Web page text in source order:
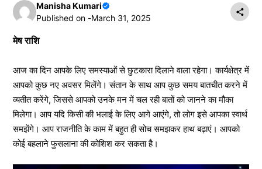
Manisha Kumari
Published on -March 31, 2025
मेष राशि
आज का दिन आपके लिए समस्याओं से छुटकारा दिलाने वाला रहेगा। कार्यक्षेत्र में
आपको कुछ नए अवसर मिलेंगे। संतान के साथ आप कुछ समय बातचीत करने में
व्यतीत करेंगे, जिससे आपको उनके मन में चल रही बातों को जानने का मौका
मिलेगा। आप यदि किसी की भलाई के लिए आगे आएंगे, तो लोग इसे आपका स्वार्थ
समझेंगे। आप राजनीति के काम में बहुत ही सोच समझकर हाथ बढ़ाएं। आपको
कोई बहलाने फुसलाना की कोशिश कर सकता है।